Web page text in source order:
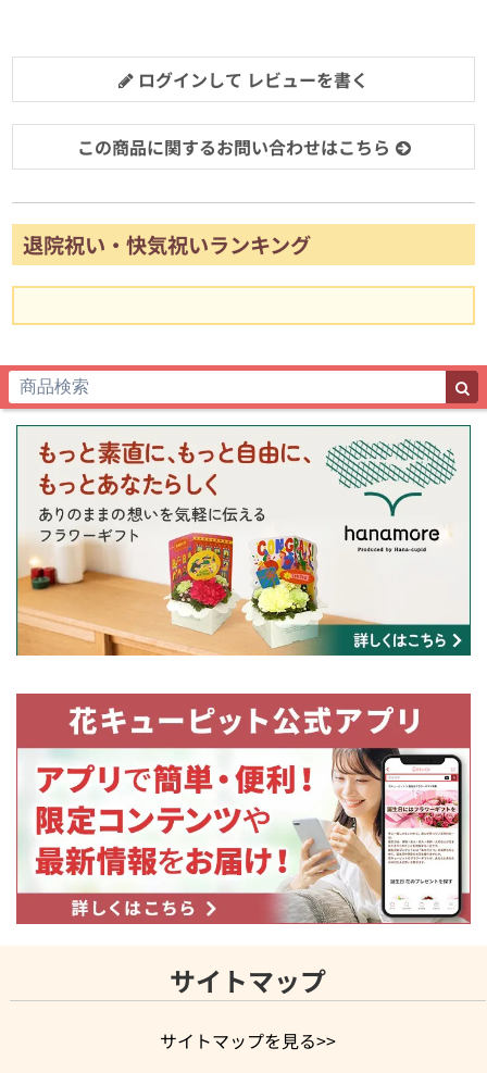
ログインして レビューを書く
この商品に関するお問い合わせはこちら
退院祝い・快気祝いランキング
サイトマップ
サイトマップを見る>>